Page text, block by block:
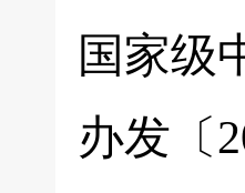
国家级
办发〔